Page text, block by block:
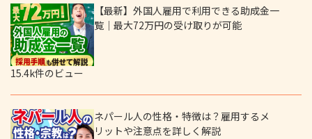
【最新】外国人雇用で利用できる助成金一
覧｜最大72万円の受け取りが可能
15.4k件のビュー
ネパール人の性格・特徴は？雇用するメ
リットや注意点を詳しく解説